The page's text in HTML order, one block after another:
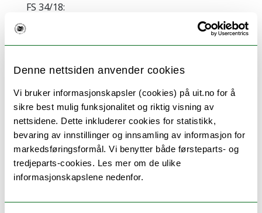
Denne nettsiden anvender cookies
Vi bruker informasjonskapsler (cookies) på uit.no for å
sikre best mulig funksjonalitet og riktig visning av
nettsidene. Dette inkluderer cookies for statistikk,
bevaring av innstillinger og innsamling av informasjon for
markedsføringsformål. Vi benytter både førsteparts- og
tredjeparts-cookies. Les mer om de ulike
informasjonskapslene nedenfor.
FS 34/18:
FS 35/18:
Foreløpig budsjettfordeling 2019 - NT-
fak
Last nedframlegg (FS 35/18)